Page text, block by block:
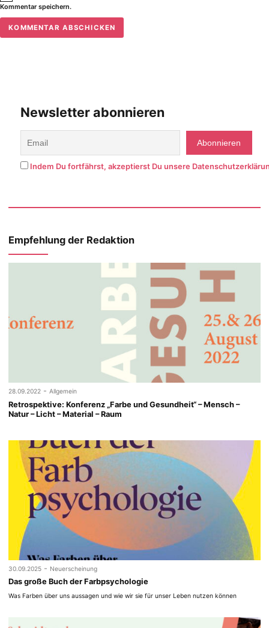
Kommentar speichern.
Newsletter abonnieren
Indem Du fortfährst, akzeptierst Du unsere
Empfehlung der Redaktion
28.09.2022 - Allgemein
Retrospektive: Konferenz „Farbe und Gesundheit“ – Mensch –
Natur – Licht – Material – Raum
30.09.2025 - Neuerscheinung
Das große Buch der Farbpsychologie
Was Farben über uns aussagen und wie wir sie für unser Leben nutzen können